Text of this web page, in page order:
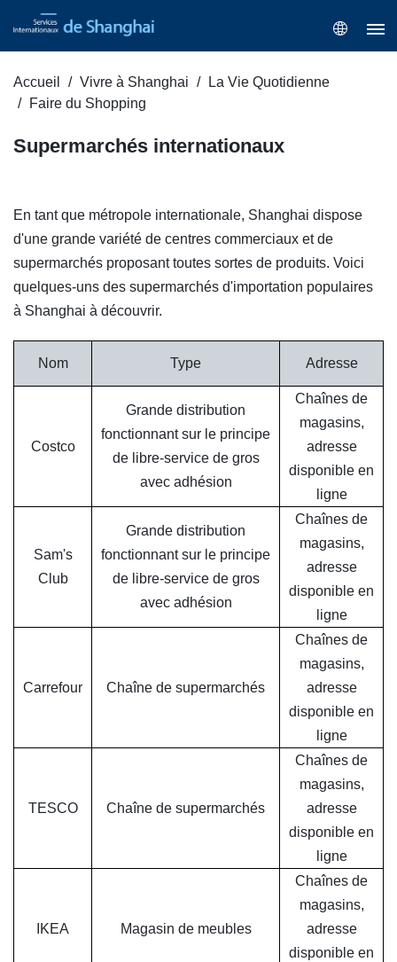
Accueil Vivre à Shanghai
La Vie Quotidienne
Faire du Shopping
Supermarchés internationaux
En tant que métropole internationale, Shanghai dispose
d'une grande variété de centres commerciaux et de
supermarchés proposant toutes sortes de produits. Voici
quelques-uns des supermarchés d'importation populaires
à Shanghai à découvrir.
Nom Type Adresse
Costco
Grande distribution
fonctionnant sur le principe
de libre-service de gros
avec adhésion
Chaînes de
magasins,
adresse
disponible en
ligne
Sam's
Club
Grande distribution
fonctionnant sur le principe
de libre-service de gros
avec adhésion
Chaînes de
magasins,
adresse
disponible en
ligne
Carrefour Chaîne de supermarchés
Chaînes de
magasins,
adresse
disponible en
ligne
TESCO Chaîne de supermarchés
Chaînes de
magasins,
adresse
disponible en
ligne
IKEA Magasin de meubles
Chaînes de
magasins,
adresse
disponible en